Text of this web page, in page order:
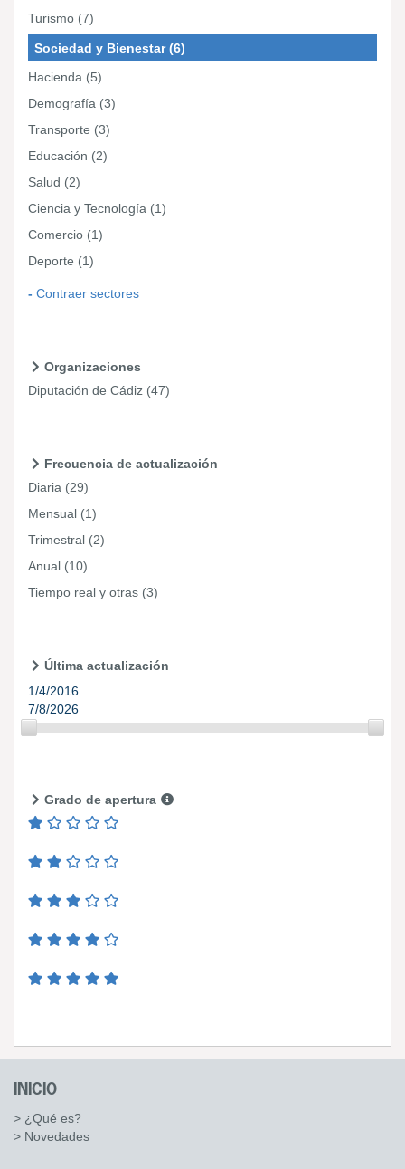
Turismo (7)
Sociedad y Bienestar(6)
Hacienda (5)
Demografía (3)
Transporte (3)
Educación (2)
Salud (2)
Ciencia y Tecnología (1)
Comercio (1)
Deporte (1)
Contraer sectores
Organizaciones
Diputación de Cádiz (47)
Frecuencia de actualización
Diaria (29)
Mensual (1)
Trimestral (2)
Anual (10)
Tiempo real y otras (3)
Última actualización
1/4/2016
7/8/2026
Grado de apertura
INICIO
> ¿Qué es?
> Novedades